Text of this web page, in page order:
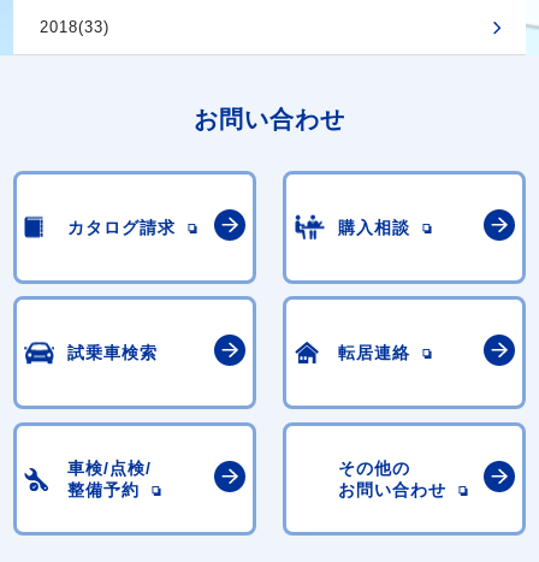
2018(33)
お問い合わせ
カタログ請求 購入相談
試乗車検索 転居連絡
車検/点検/
整備予約
その他の
お問い合わせ